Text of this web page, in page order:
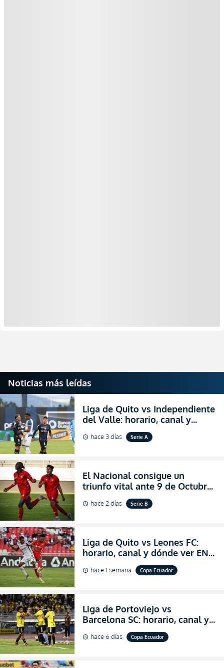
Noticias más leídas
Liga de Quito vs Independiente
del Valle: horario, canal y
dónde ver EN VIVO el
partidazo por la fecha 24 de la
schedule hace 3 días Serie A
El Nacional consigue un
triunfo vital ante 9 de Octubre
para encender la fe en la
salvación
schedule hace 2 días Serie B
Liga de Quito vs Leones FC:
horario, canal y dónde ver EN
VIVO los octavos de final de la
Copa Ecuador 2026
schedule hace 1 semana Copa Ecuador
Liga de Portoviejo vs
Barcelona SC: horario, canal y
dónde ver EN VIVO los octavos
de final de la Copa Ecuador
schedule hace 6 días Copa Ecuador